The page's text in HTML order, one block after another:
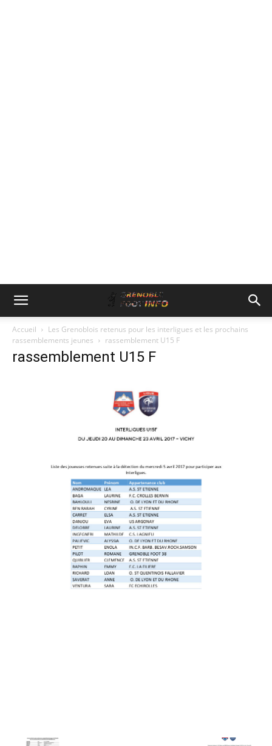
Accueil
Les Grenoblois retenus pour les interligues et les prochains
rassemblements jeunes
rassemblement U15 F
rassemblement U15 F